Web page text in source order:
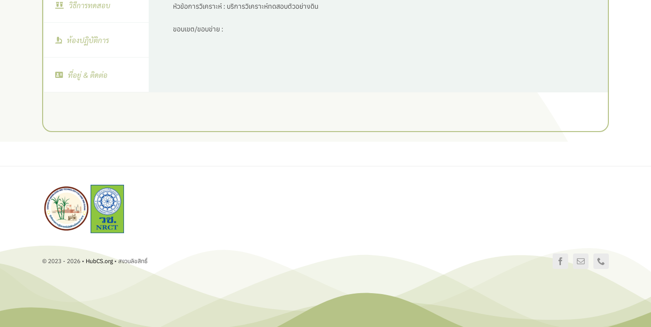
วิธีการทดสอบ
ห้องปฏิบัติการ
ที่อยู่ & ติดต่อ
หัวข้อการวิเคราะห์ : บริการวิเคราะห์ทดสอบตัวอย่างดิน
ขอบเขต/ขอบข่าย :
© 2023 - 2026 • HubCS.org• สงวนลิขสิทธิ์